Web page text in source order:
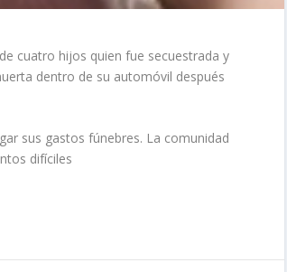
cuatro hijos quien fue secuestrada y
dentro de su automóvil después
sus gastos fúnebres. La comunidad
difíciles